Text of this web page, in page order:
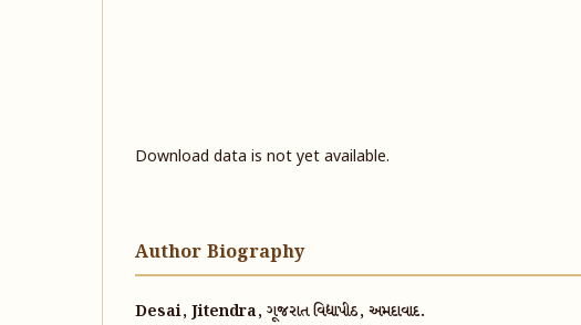
Download data is not yet available.
Author Biography
Desai, Jitendra, ગૂજરાત વિદ્યાપીઠ, અમદાવાદ.